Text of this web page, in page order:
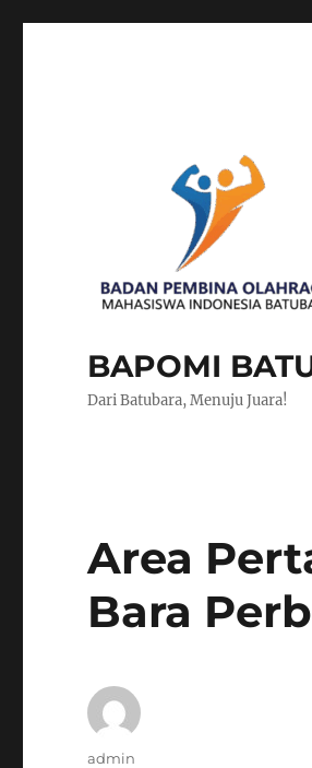
BAPOMI
Dari Batubara, Menuju Juara!
Area
Bara
Author
admin